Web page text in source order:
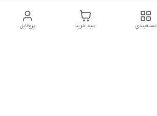
پروفایل سبد خرید دسته‌بندی